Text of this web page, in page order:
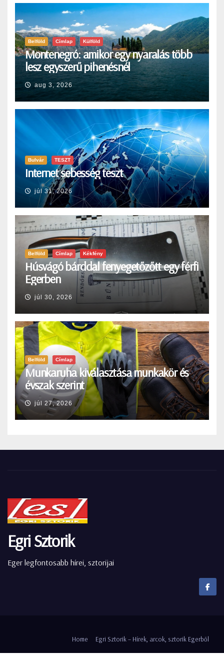
Belföld Címlap Külföld
Montenegró: amikor egy nyaralás több
lesz egyszerű pihenésnél
aug 3, 2026
Bulvár TESZT
Internet sebesség teszt
júl 31, 2026
Belföld Címlap Kékfény
Húsvágó bárddal fenyegetőzőtt egy férfi
Egerben
júl 30, 2026
Belföld Címlap
Munkaruha kiválasztása munkakör és
évszak szerint
júl 27, 2026
Egri Sztorik
Eger legfontosabb hírei, sztorijai
Home Egri Sztorik – Hírek, arcok, sztorik Egerből